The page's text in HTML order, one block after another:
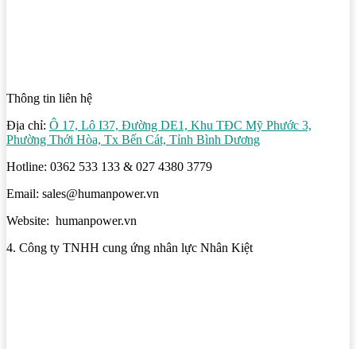
Thông tin liên hệ
Địa chỉ: Ô 17, Lô I37, Đường DE1, Khu TĐC Mỹ Phước 3,
Phường Thới Hòa, Tx Bến Cát, Tỉnh Bình Dương
Hotline: 0362 533 133 & 027 4380 3779
Email: sales@humanpower.vn
Website: humanpower.vn
4. Công ty TNHH cung ứng nhân lực Nhân Kiệt